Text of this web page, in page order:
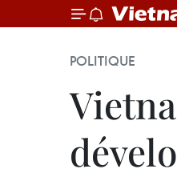
POLITIQUE